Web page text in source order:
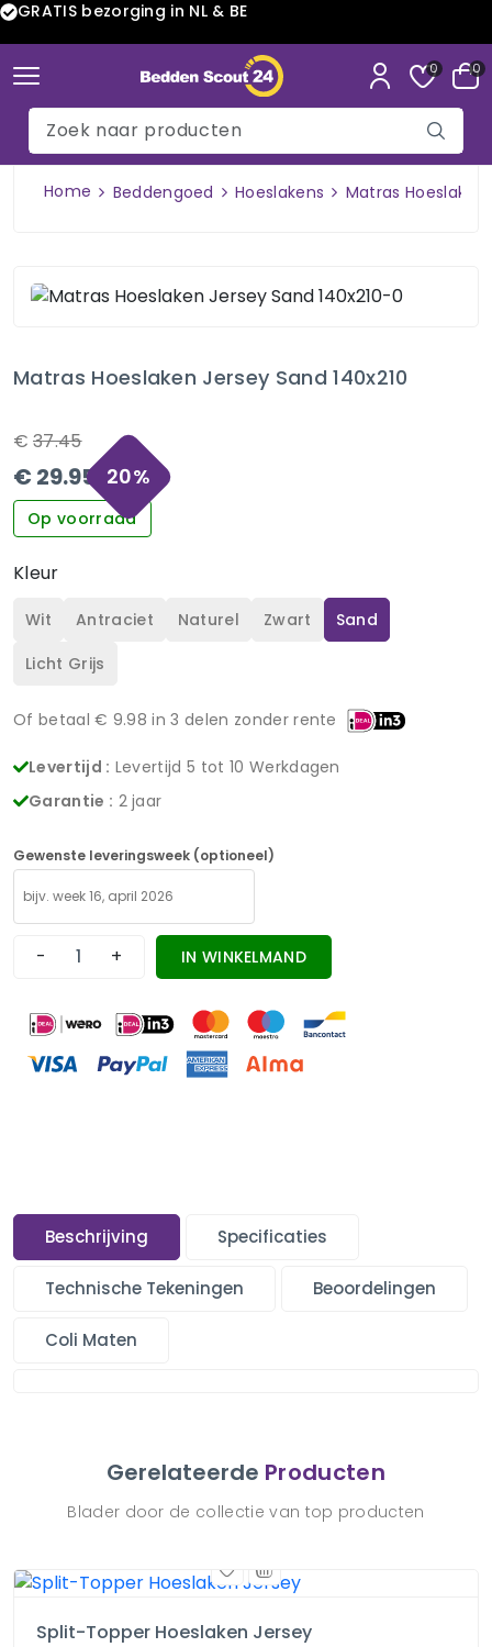
GRATIS bezorging in NL & BE
0 0
Home Beddengoed Hoeslakens Matras Hoeslaken
Matras Hoeslaken Jersey Sand 140x210
€ 37.45
€ 29.95 20%
Op voorraad
Kleur
Wit Antraciet Naturel Zwart
Sand
Licht Grijs
Of betaal € 9.98 in 3 delen zonder rente
Levertijd : Levertijd 5 tot 10 Werkdagen
Garantie : 2 jaar
Gewenste leveringsweek (optioneel)
- + IN WINKELMAND
Beschrijving Specificaties
Technische Tekeningen Beoordelingen
Coli Maten
Gerelateerde Producten
Blader door de collectie van top producten
Split-Topper Hoeslaken Jersey